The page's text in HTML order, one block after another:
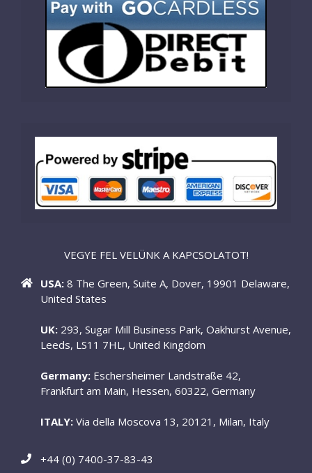
VEGYE FEL VELÜNK A KAPCSOLATOT!
USA: 8 The Green, Suite A, Dover, 19901 Delaware,
United States
UK: 293, Sugar Mill Business Park, Oakhurst Avenue,
Leeds, LS11 7HL, United Kingdom
Germany: Eschersheimer Landstraße 42,
Frankfurt am Main, Hessen, 60322, Germany
ITALY: Via della Moscova 13, 20121, Milan, Italy
+44 (0) 7400-37-83-43